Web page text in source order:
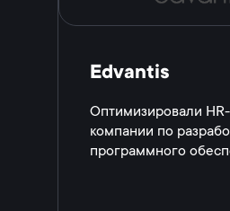
Edvantis
Оптимизировали
компании по
программного